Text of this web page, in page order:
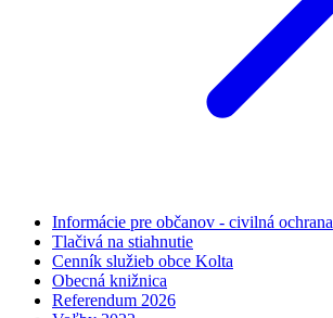
Informácie pre občanov - civilná ochrana
Tlačivá na stiahnutie
Cenník služieb obce Kolta
Obecná knižnica
Referendum 2026